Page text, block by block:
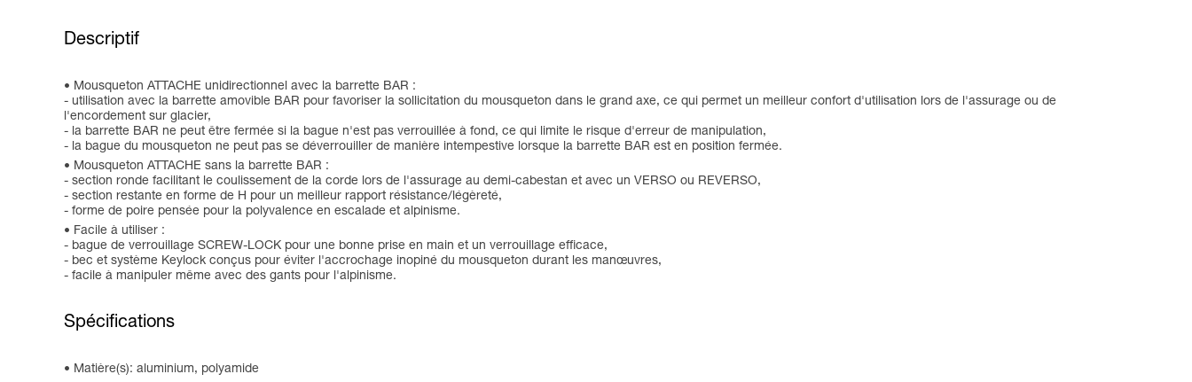
Descriptif
Mousqueton ATTACHE unidirectionnel avec la barrette BAR :
- utilisation avec la barrette amovible BAR pour favoriser la sollicitation du mousqueton dans le grand axe, ce qui permet un meilleur confort d'utilisation lors de l'assurage ou de
l'encordement sur glacier,
- la barrette BAR ne peut être fermée si la bague n'est pas verrouillée à fond, ce qui limite le risque d'erreur de manipulation,
- la bague du mousqueton ne peut pas se déverrouiller de manière intempestive lorsque la barrette BAR est en position fermée.
Mousqueton ATTACHE sans la barrette BAR :
- section ronde facilitant le coulissement de la corde lors de l'assurage au demi-cabestan et avec un VERSO ou REVERSO,
- section restante en forme de H pour un meilleur rapport résistance/légèreté,
- forme de poire pensée pour la polyvalence en escalade et alpinisme.
Facile à utiliser :
- bague de verrouillage SCREW-LOCK pour une bonne prise en main et un verrouillage efficace,
- bec et système Keylock conçus pour éviter l'accrochage inopiné du mousqueton durant les manœuvres,
- facile à manipuler même avec des gants pour l'alpinisme.
Spécifications
Matière(s): aluminium, polyamide